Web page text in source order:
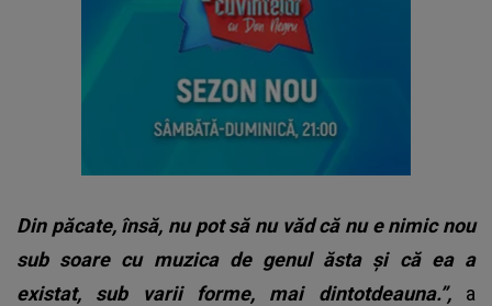
Din păcate, însă, nu pot să nu văd că nu e nimic nou
sub soare cu muzica de genul ăsta și că ea a
existat, sub varii forme, mai dintotdeauna.”, a